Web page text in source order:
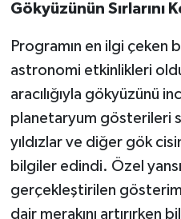
Gökyüzünün Sırlarını
Programın en ilgi çeken
astronomi etkinlikleri
aracılığıyla gökyüzünü
planetaryum gösterileri
yıldızlar ve diğer gök
bilgiler edindi. Özel
gerçekleştirilen
dair merakını artırırken